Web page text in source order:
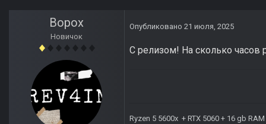
Ворох
Новичок
Опубликовано 21 июля, 2025
С релизом! На сколько часов
Ryzen 5 5600x + RTX 5060 + 16 gb RAM